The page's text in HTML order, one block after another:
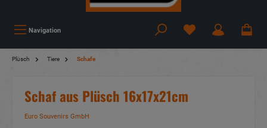
Navigation
Plüsch Tiere Schafe
Schaf aus Plüsch 16x17x21cm
Euro Souvenirs GmbH